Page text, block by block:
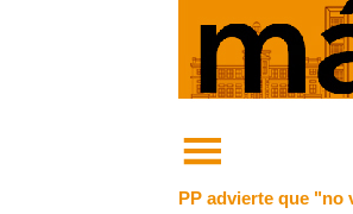
PP advierte que "no